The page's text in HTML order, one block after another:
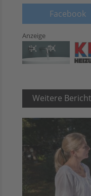
Facebook
Anzeige
Weitere